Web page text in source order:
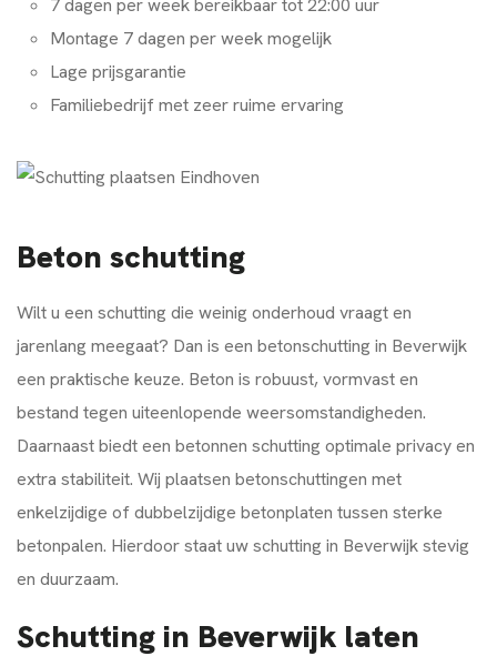
7 dagen per week bereikbaar tot 22:00 uur
Montage 7 dagen per week mogelijk
Lage prijsgarantie
Familiebedrijf met zeer ruime ervaring
Beton schutting
Wilt u een schutting die weinig onderhoud vraagt en
jarenlang meegaat? Dan is een betonschutting in Beverwijk
een praktische keuze. Beton is robuust, vormvast en
bestand tegen uiteenlopende weersomstandigheden.
Daarnaast biedt een betonnen schutting optimale privacy en
extra stabiliteit. Wij plaatsen betonschuttingen met
enkelzijdige of dubbelzijdige betonplaten tussen sterke
betonpalen. Hierdoor staat uw schutting in Beverwijk stevig
en duurzaam.
Schutting in Beverwijk laten